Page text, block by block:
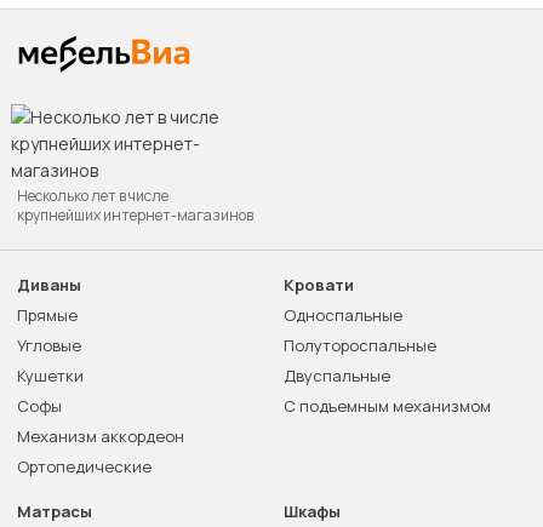
Несколько лет в числе
крупнейших интернет-магазинов
Диваны
Прямые
Угловые
Кушетки
Софы
Механизм аккордеон
Ортопедические
Кровати
Односпальные
Полутороспальные
Двуспальные
С подъемным механизмом
Матрасы
Шкафы